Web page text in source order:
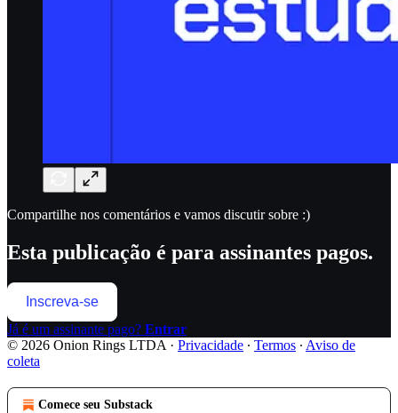
Compartilhe nos comentários e vamos discutir sobre :)
Esta publicação é para assinantes pagos.
Inscreva-se
Já é um assinante pago? Entrar
© 2026 Onion Rings LTDA · Privacidade ∙ Termos ∙ Aviso de
coleta
Comece seu Substack